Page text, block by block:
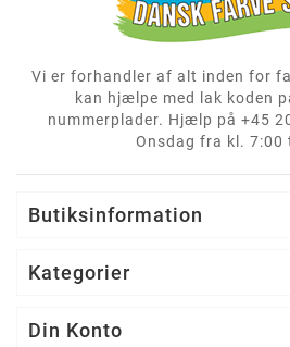
Vi er forhandler af alt inden for
kan hjælpe med lak koden
nummerplader. Hjælp på +45
Onsdag fra kl. 7:00
Butiksinformation
Kategorier
Din Konto